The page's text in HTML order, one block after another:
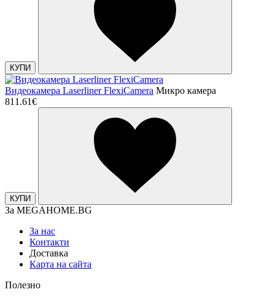
КУПИ
Видеокамера Laserliner FlexiCamera Микро камера
811.61€
КУПИ
За MEGAHOME.BG
За нас
Контакти
Доставка
Карта на сайта
Полезно